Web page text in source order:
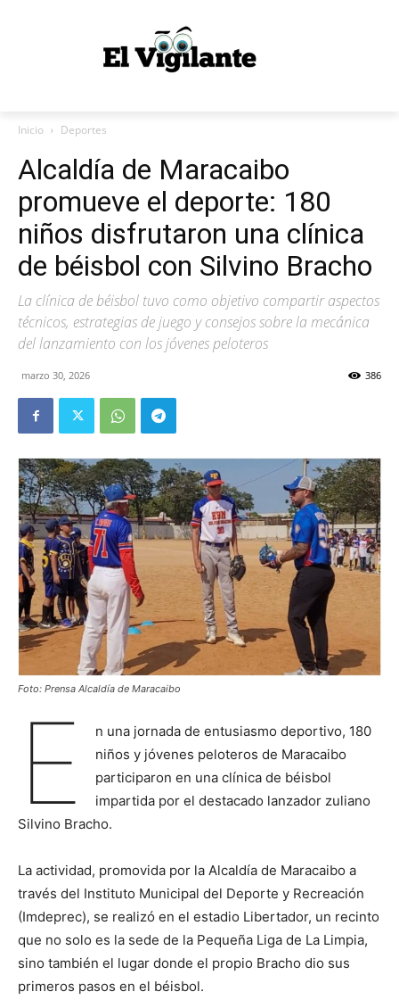
Inicio Deportes
Alcaldía de Maracaibo
promueve el deporte: 180
niños disfrutaron una clínica
de béisbol con Silvino Bracho
La clínica de béisbol tuvo como objetivo compartir aspectos
técnicos, estrategias de juego y consejos sobre la mecánica
del lanzamiento con los jóvenes peloteros
marzo 30, 2026 386
Foto: Prensa Alcaldía de Maracaibo
E
n una jornada de entusiasmo deportivo, 180
niños y jóvenes peloteros de Maracaibo
participaron en una clínica de béisbol
impartida por el destacado lanzador zuliano
Silvino Bracho.
La actividad, promovida por la Alcaldía de Maracaibo a
través del Instituto Municipal del Deporte y Recreación
(Imdeprec), se realizó en el estadio Libertador, un recinto
que no solo es la sede de la Pequeña Liga de La Limpia,
sino también el lugar donde el propio Bracho dio sus
primeros pasos en el béisbol.